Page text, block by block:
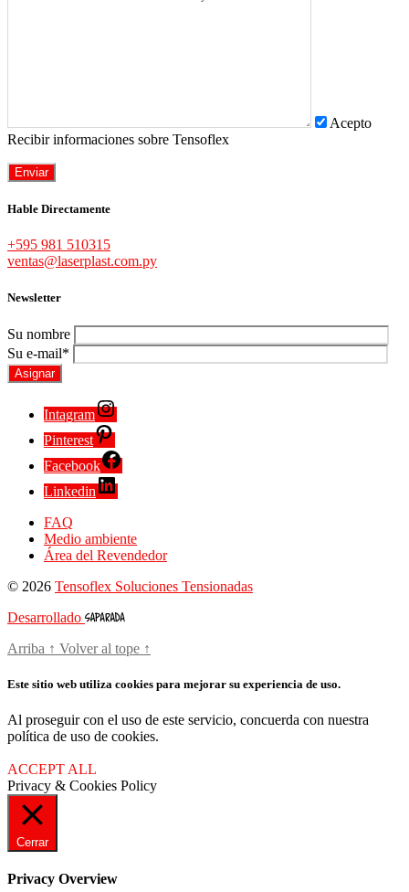
Acepto
Recibir informaciones sobre Tensoflex
Hable Directamente
+595 981 510315
ventas@laserplast.com.py
Newsletter
Su nombre
Su e-mail*
Intagram
Pinterest
Facebook
Linkedin
FAQ
Medio ambiente
Área del Revendedor
© 2026 Tensoflex Soluciones Tensionadas
Desarrollado
Arriba ↑ Volver al tope ↑
Este sitio web utiliza cookies para mejorar su experiencia de uso.
Al proseguir con el uso de este servicio, concuerda con nuestra
política de uso de cookies.
ACCEPT ALL
Privacy & Cookies Policy
Cerrar
Privacy Overview